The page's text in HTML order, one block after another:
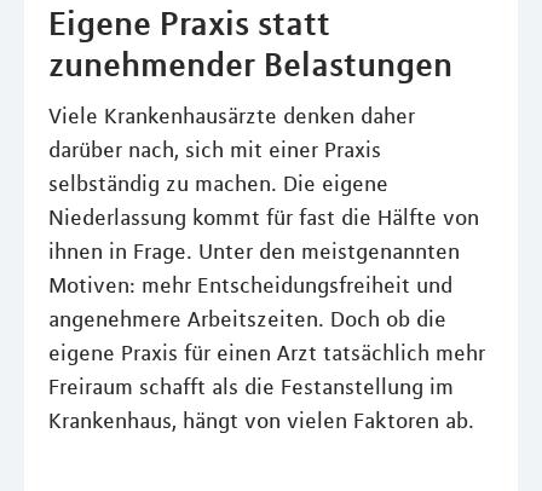
Eigene Praxis statt
zunehmender Belastungen
Viele Krankenhausärzte denken daher
darüber nach, sich mit einer Praxis
selbständig zu machen. Die eigene
Niederlassung kommt für fast die Hälfte von
ihnen in Frage. Unter den meistgenannten
Motiven: mehr Entscheidungsfreiheit und
angenehmere Arbeitszeiten. Doch ob die
eigene Praxis für einen Arzt tatsächlich mehr
Freiraum schafft als die Festanstellung im
Krankenhaus, hängt von vielen Faktoren ab.